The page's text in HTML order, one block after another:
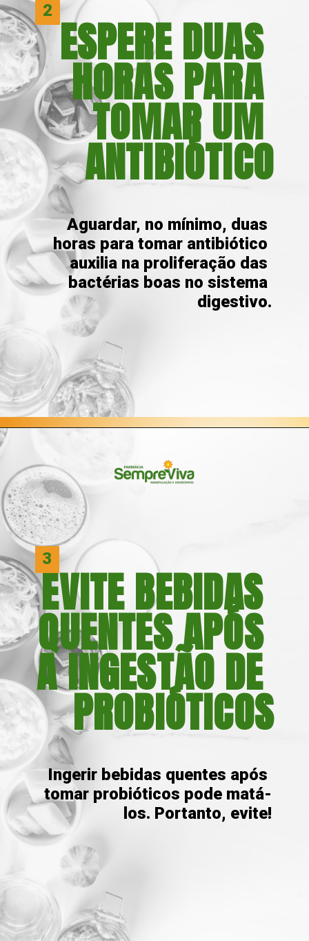
ESPERE DUAS
HORAS PARA
TOMAR UM
ANTIBIÓTICO
Aguardar, no mínimo, duas
horas para tomar antibiótico
auxilia na proliferação das
bactérias boas no sistema
digestivo.
2
EVITE BEBIDAS
QUENTES APÓS
A INGESTÃO DE
PROBIÓTICOS
Ingerir bebidas quentes após
tomar probióticos pode matá-
los. Portanto, evite!
3